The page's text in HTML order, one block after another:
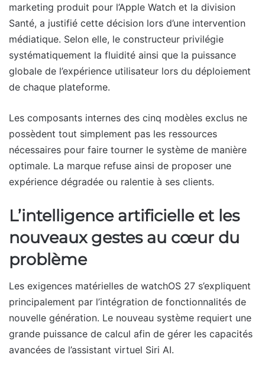
marketing produit pour l’Apple Watch et la division
Santé, a justifié cette décision lors d’une intervention
médiatique. Selon elle, le constructeur privilégie
systématiquement la fluidité ainsi que la puissance
globale de l’expérience utilisateur lors du déploiement
de chaque plateforme.
Les composants internes des cinq modèles exclus ne
possèdent tout simplement pas les ressources
nécessaires pour faire tourner le système de manière
optimale. La marque refuse ainsi de proposer une
expérience dégradée ou ralentie à ses clients.
L’intelligence artificielle et les
nouveaux gestes au cœur du
problème
Les exigences matérielles de watchOS 27 s’expliquent
principalement par l’intégration de fonctionnalités de
nouvelle génération. Le nouveau système requiert une
grande puissance de calcul afin de gérer les capacités
avancées de l’assistant virtuel Siri AI.